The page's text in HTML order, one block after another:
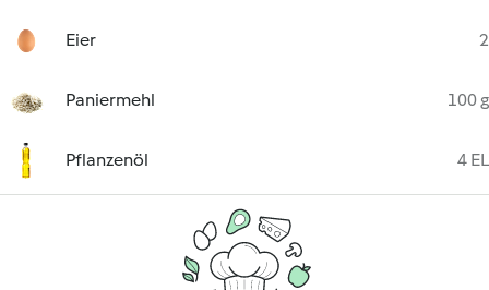
Eier 2
Paniermehl 100 g
Pflanzenöl 4 EL